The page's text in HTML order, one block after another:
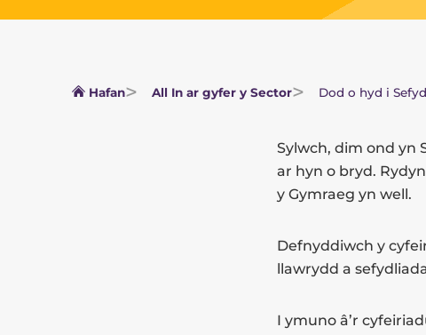
Hafan All In ar gyfer y Sector Dod o hyd i
Sylwch, dim ond yn
ar hyn o bryd.
y Gymraeg yn well.
Defnyddiwch y
llawrydd a
I ymuno â’r